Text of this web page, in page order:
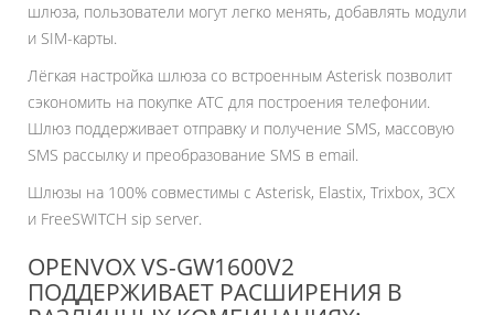
шлюза, пользователи могут легко менять, добавлять модули
и SIM-карты.
Лёгкая настройка шлюза со встроенным Asterisk позволит
сэкономить на покупке ATC для построения телефонии.
Шлюз поддерживает отправку и получение SMS, массовую
SMS рассылку и преобразование SMS в email.
Шлюзы на 100% совместимы с Asterisk, Elastix, Trixbox, 3CX
и FreeSWITCH sip server.
OPENVOX VS-GW1600V2
ПОДДЕРЖИВАЕТ РАСШИРЕНИЯ В